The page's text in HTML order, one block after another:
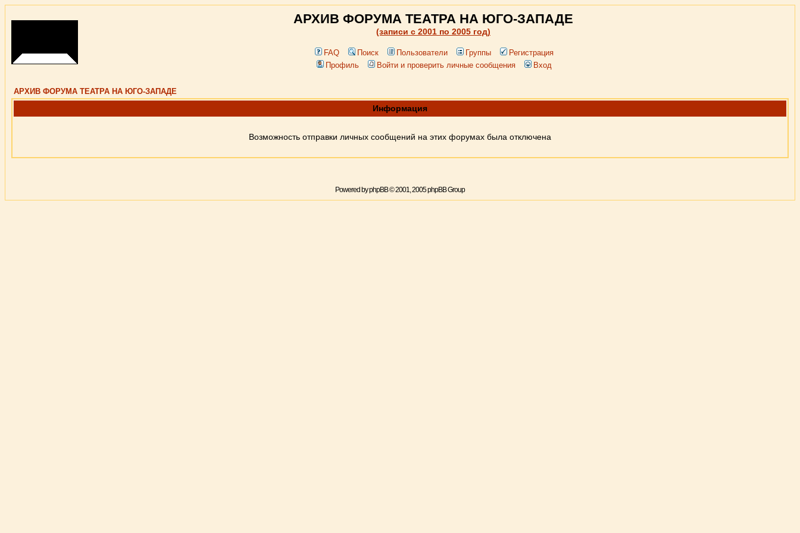
АРХИВ ФОРУМА ТЕАТРА НА ЮГО-ЗАПАДЕ
(записи c 2001 по 2005 год)
FAQ Поиск Пользователи Группы
Регистрация
Профиль
Войти и проверить личные сообщения Вход
АРХИВ ФОРУМА ТЕАТРА НА ЮГО-ЗАПАДЕ
Информация
Возможность отправки личных сообщений на этих форумах была отключена
Powered byphpBB© 2001, 2005 phpBB Group